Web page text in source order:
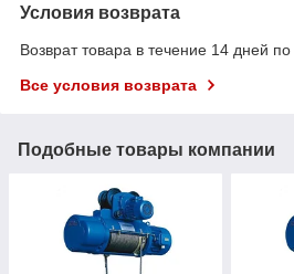
Условия возврата
Возврат товара в течение 14 дней
Все условия возврата
Подобные товары компании